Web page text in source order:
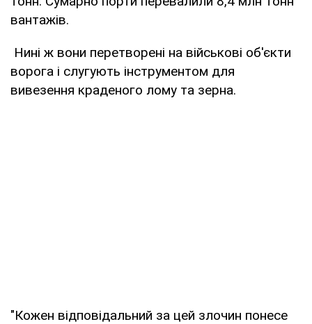
вантажів.
Нині ж вони перетворені на військові об'єкти
ворога і слугують інструментом для
вивезення краденого лому та зерна.
"Кожен відповідальний за цей злочин понесе